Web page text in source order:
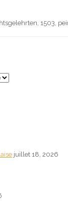
1503,
juillet 18, 2026